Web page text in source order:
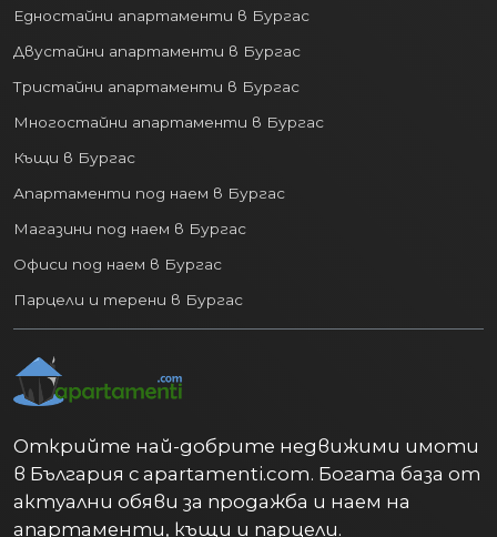
Едностайни апартаменти в Бургас
Двустайни апартаменти в Бургас
Тристайни апартаменти в Бургас
Многостайни апартаменти в Бургас
Къщи в Бургас
Апартаменти под наем в Бургас
Магазини под наем в Бургас
Офиси под наем в Бургас
Парцели и терени в Бургас
Открийте най-добрите недвижими имоти
в България с apartamenti.com. Богата база от
актуални обяви за продажба и наем на
апартаменти, къщи и парцели.